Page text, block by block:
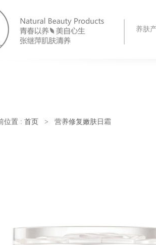
养肤
位置 : 首页 > 营养修复嫩肤日霜